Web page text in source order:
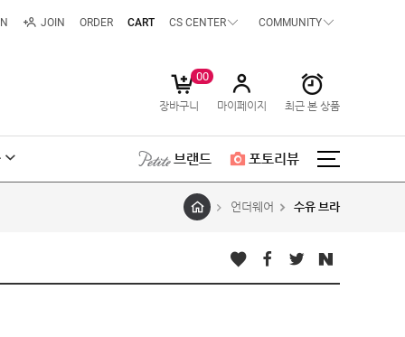
JOIN ORDER CART CS CENTER COMMUNITY
00
장바구니 마이페이지 최근 본 상품
브랜드 포토리뷰
언더웨어 수유 브라